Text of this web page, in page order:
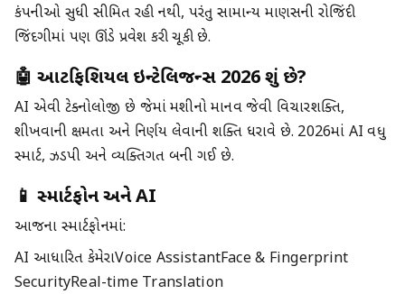
કંપનીઓ સુધી સીમિત રહી નથી, પરંતુ સામાન્ય માણસની રોજિંદી
જિંદગીમાં પણ ઊંડે પ્રવેશ કરી ચૂકી છે.
🤖 આર્ટિફિશિયલ ઇન્ટેલિજન્સ 2026 શું છે?
AI એવી ટેક્નોલોજી છે જેમાં મશીનો માનવ જેવી વિચારશક્તિ,
શીખવાની ક્ષમતા અને નિર્ણય લેવાની શક્તિ ધરાવે છે. 2026માં AI વધુ
સ્માર્ટ, ઝડપી અને વ્યક્તિગત બની ગઈ છે.
📱 સ્માર્ટફોન અને AI
આજના સ્માર્ટફોનમાં:
AI આધારિત કેમેરાVoice AssistantFace & Fingerprint
SecurityReal-time Translation